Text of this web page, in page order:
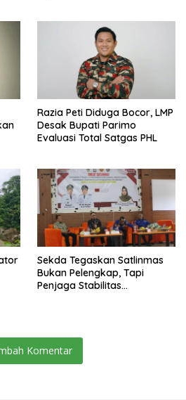
Razia Peti Diduga Bocor, LMP
Desak Bupati Parimo
Evaluasi Total Satgas PHL
Sekda Tegaskan Satlinmas
Bukan Pelengkap, Tapi
Penjaga Stabilitas
Komentar